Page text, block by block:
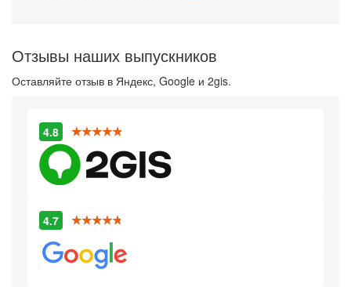
Отзывы наших выпускников
Оставляйте отзыв в Яндекс, Google и 2gis.
4.8
4.7